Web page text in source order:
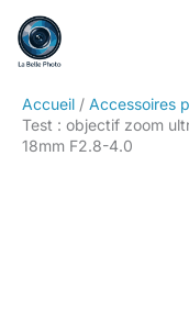
contenu
Accueil
Accessoires
Test : objectif zoom
18mm F2.8-4.0
Rechercher